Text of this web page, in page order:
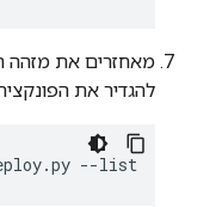
מאחזרים את מזהה
להגדיר את
--list